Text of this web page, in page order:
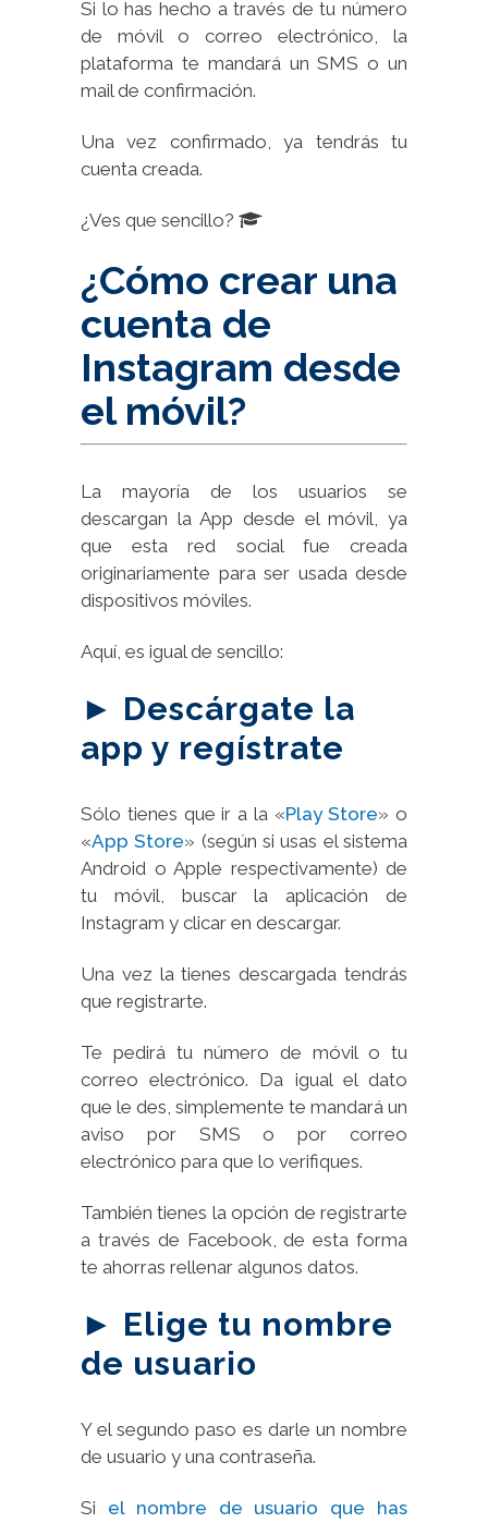
Si lo has hecho a través de tu número
de móvil o correo electrónico, la
plataforma te mandará un SMS o un
mail de confirmación.
Una vez confirmado, ya tendrás tu
cuenta creada.
¿Ves que sencillo?
¿Cómo crear una
cuenta de
Instagram desde
el móvil?
La mayoría de los usuarios se
descargan la App desde el móvil, ya
que esta red social fue creada
originariamente para ser usada desde
dispositivos móviles.
Aquí, es igual de sencillo:
► Descárgate la
app y regístrate
Sólo tienes que ir a la «Play Store» o
«App Store» (según si usas el sistema
Android o Apple respectivamente) de
tu móvil, buscar la aplicación de
Instagram y clicar en descargar.
Una vez la tienes descargada tendrás
que registrarte.
Te pedirá tu número de móvil o tu
correo electrónico. Da igual el dato
que le des, simplemente te mandará un
aviso por SMS o por correo
electrónico para que lo verifiques.
También tienes la opción de registrarte
a través de Facebook, de esta forma
te ahorras rellenar algunos datos.
► Elige tu nombre
de usuario
Y el segundo paso es darle un nombre
de usuario y una contraseña.
Si el nombre de usuario que has